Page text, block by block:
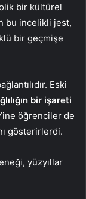
bir kültürel
bu incelikli jest,
bir geçmişe
Eski
bir işareti
öğrenciler de
gösterirlerdi.
yüzyıllar